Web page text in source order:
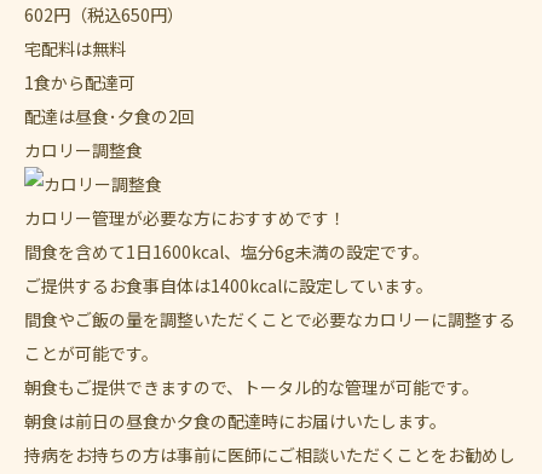
602円 （税込650円）
宅配料は無料
1食から配達可
配達は昼食･夕食の2回
カロリー調整食
カロリー管理が必要な方におすすめです！
間食を含めて1日1600kcal、塩分6g未満の設定です。
ご提供するお食事自体は1400kcalに設定しています。
間食やご飯の量を調整いただくことで必要なカロリーに調整する
ことが可能です。
朝食もご提供できますので、トータル的な管理が可能です。
朝食は前日の昼食か夕食の配達時にお届けいたします。
持病をお持ちの方は事前に医師にご相談いただくことをお勧めし